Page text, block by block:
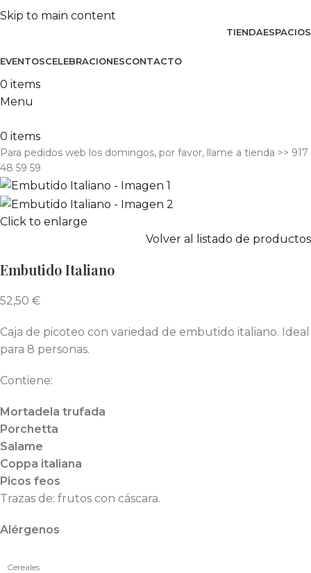
Skip to main content
TIENDAESPACIOS
EVENTOSCELEBRACIONESCONTACTO
0 items
Menu
0 items
Para pedidos web los domingos, por favor, llame a tienda​ >> 917
48 59 59
Click to enlarge
Volver al listado de productos
Embutido Italiano
52,50 €
Caja de picoteo con variedad de embutido italiano. Ideal
para 8 personas.
Contiene:
Mortadela trufada
Porchetta
Salame
Coppa italiana
Picos feos
Trazas de: frutos con cáscara.
Alérgenos
Cereales